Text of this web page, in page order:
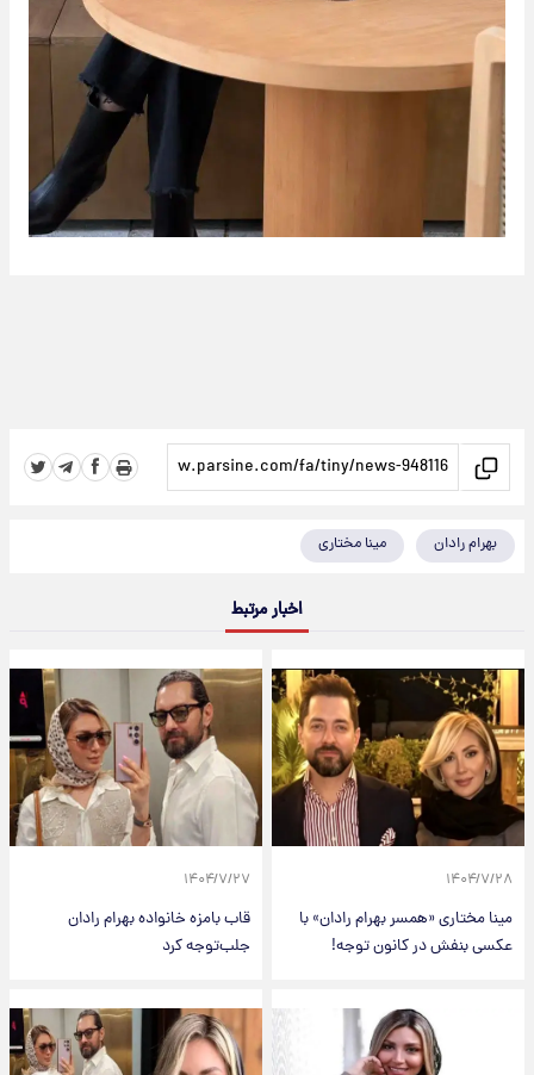
بهرام رادان مینا مختاری
اخبار مرتبط
۱۴۰۴/۷/۲۸
مینا مختاری «همسر بهرام رادان» با
عکسی بنفش در کانون توجه!
۱۴۰۴/۷/۲۷
قاب بامزه خانواده بهرام رادان
جلب‌توجه کرد